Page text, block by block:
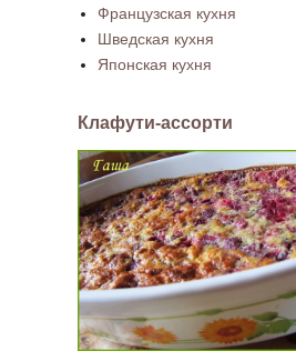
Французская кухня
Шведская кухня
Японская кухня
Клафути-ассорти